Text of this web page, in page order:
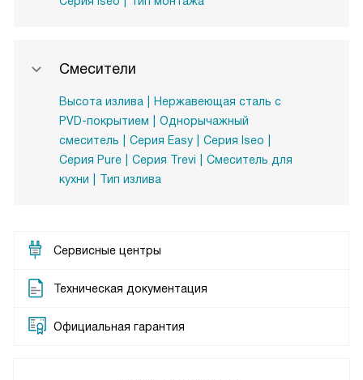
Смесители
Высота излива
Нержавеющая сталь с
PVD-покрытием
Однорычажный
смеситель
Серия Easy
Серия Iseo
Серия Pure
Серия Trevi
Смеситель для
кухни
Тип излива
Сервисные центры
Техническая документация
Официальная гарантия